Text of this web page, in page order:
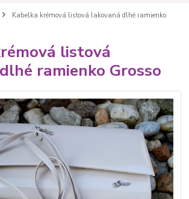
Kabelka krémová listová lakovaná dlhé ramienko
listová
ramienko Grosso